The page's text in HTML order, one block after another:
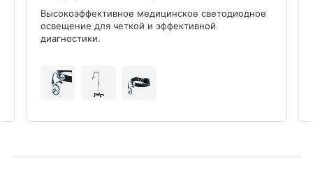
Высокоэффективное медицинское светодиодное
освещение для четкой и эффективной
диагностики.